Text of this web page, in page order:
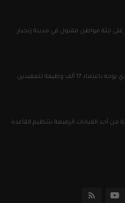
مواطن مقتول في مدينة زنجبار
الرئيس الزبيدي يوجه باعتماد 17 ألف وظيفة للمقيدين
القيادات الرفيعة بتنظيم القاعدة